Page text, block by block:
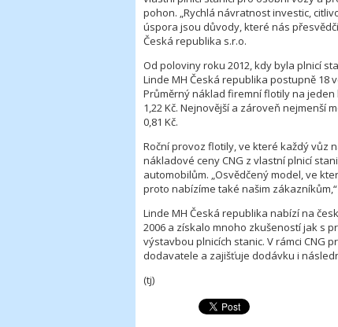
pohon. „Rychlá návratnost investic,
úspora jsou důvody, které nás
Česká republika s.r.o.
Od poloviny roku 2012, kdy byla plnicí
Linde MH Česká republika postupně 18
Průměrný náklad firemní flotily na jeden
1,22 Kč. Nejnovější a zároveň nejmenší
0,81 Kč.
Roční provoz flotily, ve které každý vůz
nákladové ceny CNG z vlastní plnicí
automobilům. „Osvědčený model, ve
proto nabízíme také našim
Linde MH Česká republika nabízí na
2006 a získalo mnoho zkušeností jak s
výstavbou plnicích stanic. V rámci CNG
dodavatele a zajišťuje dodávku i
(tj)